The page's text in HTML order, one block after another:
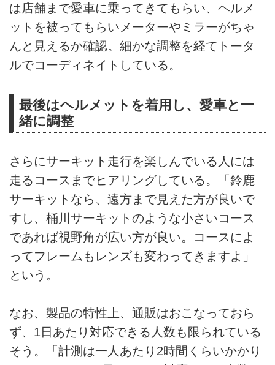
は店舗まで愛車に乗ってきてもらい、ヘルメ
ットを被ってもらいメーターやミラーがちゃ
んと見えるか確認。細かな調整を経てトータ
ルでコーディネイトしている。
最後はヘルメットを着用し、愛車と一
緒に調整
さらにサーキット走行を楽しんでいる人には
走るコースまでヒアリングしている。「鈴鹿
サーキットなら、遠方まで見えた方が良いで
すし、桶川サーキットのような小さいコース
であれば視野角が広い方が良い。コースによ
ってフレームもレンズも変わってきますよ」
という。
なお、製品の特性上、通販はおこなっておら
ず、1日あたり対応できる人数も限られている
そう。「計測は一人あたり2時間くらいかかり